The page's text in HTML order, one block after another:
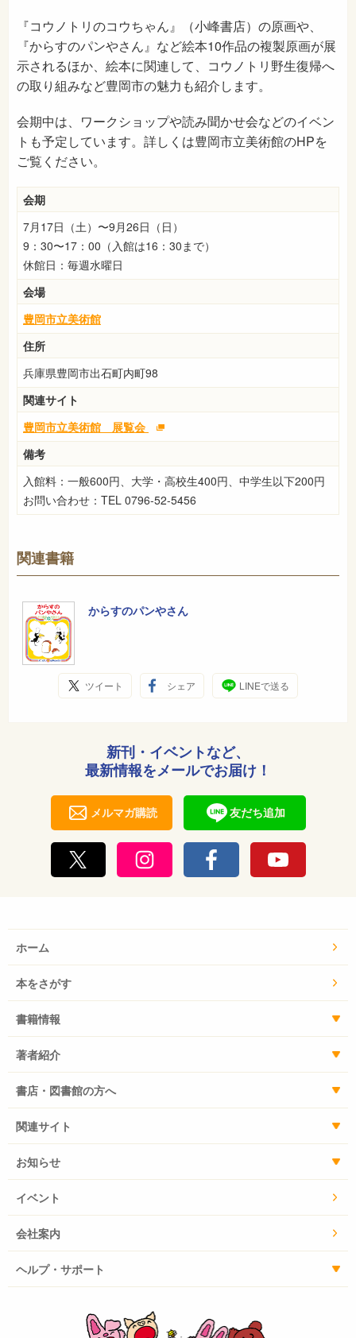
『コウノトリのコウちゃん』（小峰書店）の原画や、
『からすのパンやさん』など絵本10作品の複製原画が展
示されるほか、絵本に関連して、コウノトリ野生復帰へ
の取り組みなど豊岡市の魅力も紹介します。
会期中は、ワークショップや読み聞かせ会などのイベン
トも予定しています。詳しくは豊岡市立美術館のHPを
ご覧ください。
会期
7月17日（土）〜9月26日（日）
9：30〜17：00（入館は16：30まで）
休館日：毎週水曜日
会場
豊岡市立美術館
住所
兵庫県豊岡市出石町内町98
関連サイト
豊岡市立美術館 展覧会
備考
入館料：一般600円、大学・高校生400円、中学生以下200円
お問い合わせ：TEL 0796-52-5456
関連書籍
からすのパンやさん
ツイート シェア LINEで送る
新刊・イベントなど、
最新情報をメールでお届け！
メルマガ購読 友だち追加
ホーム
本をさがす
書籍情報
著者紹介
書店・図書館の方へ
関連サイト
お知らせ
イベント
会社案内
ヘルプ・サポート